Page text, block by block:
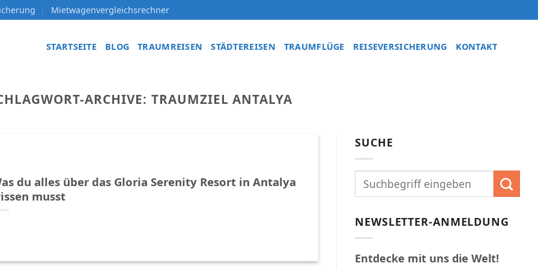
Mietwagenvergleichsrechner
STARTSEITE BLOG TRAUMREISEN STÄDTEREISEN TRAUMFLÜGE REISEVERSICHERUNG KONTAKT
ARCHIVE: TRAUMZIEL ANTALYA
du alles über das Gloria Serenity Resort in Antalya
musst
SUCHE
NEWSLETTER-ANMELDUNG
Entdecke mit uns die Welt!